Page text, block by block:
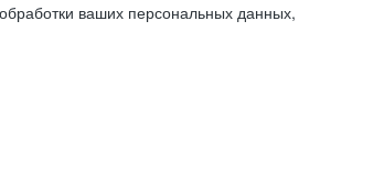
ваших персональных данных,